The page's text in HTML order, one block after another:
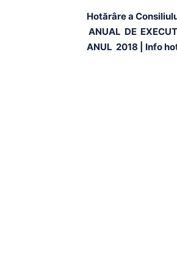
Hotărâre a
ANUAL DE
ANUL 2018 | Info